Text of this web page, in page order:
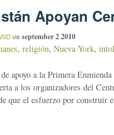
Apoyan
onseptember 2 2010
, religión, Nueva York,
apoyo a la Primera
a los organizadores del
que el esfuerzo por construir